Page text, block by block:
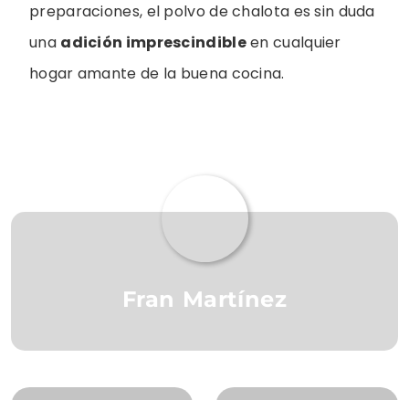
preparaciones, el polvo de chalota es sin duda
una adición imprescindibleen cualquier
hogar amante de la buena cocina.
Fran Martínez